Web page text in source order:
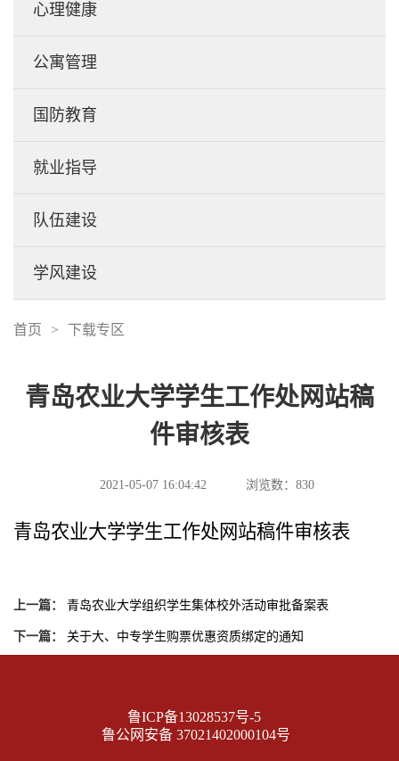
心理健康
公寓管理
国防教育
就业指导
队伍建设
学风建设
首页 > 下载专区
青岛农业大学学生工作处网站稿
件审核表
2021-05-07 16:04:42 浏览数： 830
青岛农业大学学生工作处网站稿件审核表
上一篇： 青岛农业大学组织学生集体校外活动审批备案表
下一篇： 关于大、中专学生购票优惠资质绑定的通知
鲁ICP备13028537号-5
鲁公网安备 37021402000104号